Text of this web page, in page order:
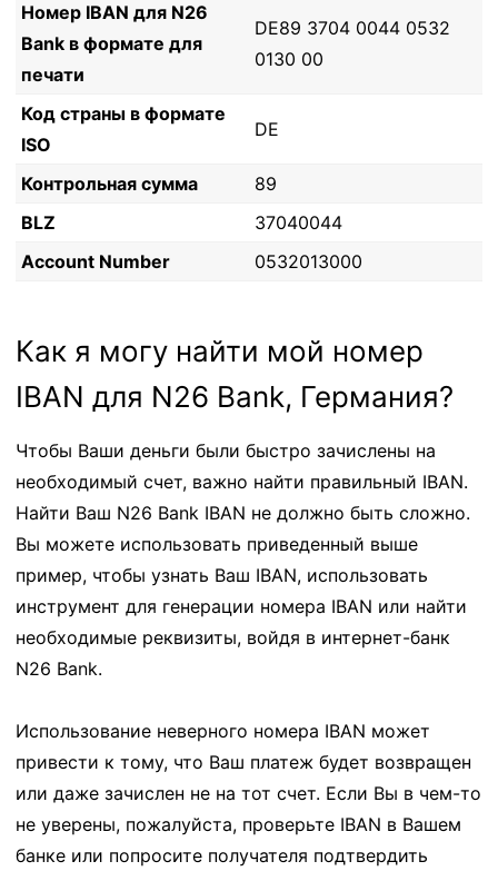
Номер IBAN для N26
Bank в формате для
печати
DE89 3704 0044 0532
0130 00
Код страны в формате
ISO
DE
Контрольная сумма
89
BLZ
37040044
Account Number
0532013000
Как я могу найти мой номер
IBAN для N26 Bank, Германия?
Чтобы Ваши деньги были быстро зачислены на
необходимый счет, важно найти правильный IBAN.
Найти Ваш N26 Bank IBAN не должно быть сложно.
Вы можете использовать приведенный выше
пример, чтобы узнать Ваш IBAN, использовать
инструмент для генерации номера IBAN или найти
необходимые реквизиты, войдя в интернет-банк
N26 Bank.
Использование неверного номера IBAN может
привести к тому, что Ваш платеж будет возвращен
или даже зачислен не на тот счет. Если Вы в чем-то
не уверены, пожалуйста, проверьте IBAN в Вашем
банке или попросите получателя подтвердить